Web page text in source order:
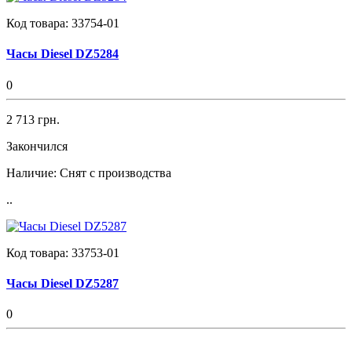
Код товара: 33754-01
Часы Diesel DZ5284
0
2 713 грн.
Закончился
Наличие: Снят с производства
..
Код товара: 33753-01
Часы Diesel DZ5287
0